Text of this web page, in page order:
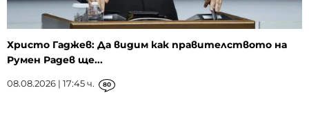
Христо Гаджев: Да видим как правителството на
Румен Радев ще...
08.08.2026 | 17:45 ч. 80